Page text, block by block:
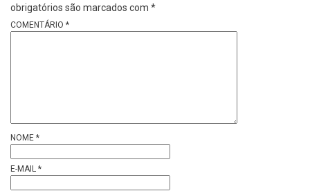
obrigatórios são marcados com *
COMENTÁRIO *
NOME *
E-MAIL *